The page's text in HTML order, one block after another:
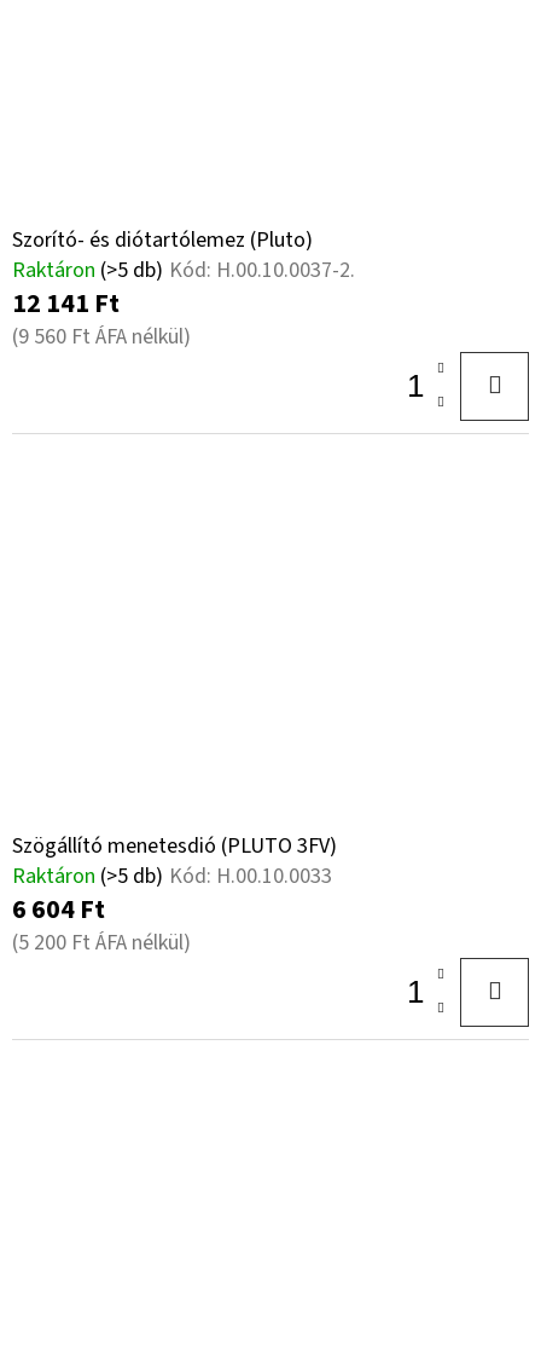
Szorító- és diótartólemez (Pluto)
Raktáron (>5 db) Kód: H.00.10.0037-2.
12 141 Ft
(9 560 Ft ÁFA nélkül)
Szögállító menetesdió (PLUTO 3FV)
Raktáron (>5 db) Kód: H.00.10.0033
6 604 Ft
(5 200 Ft ÁFA nélkül)